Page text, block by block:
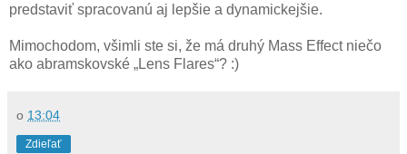
predstaviť spracovanú aj lepšie a dynamickejšie.
Mimochodom, všimli ste si, že má druhý Mass Effect niečo
ako abramskovské „Lens Flares“? :)
o 13:04
Zdieľať